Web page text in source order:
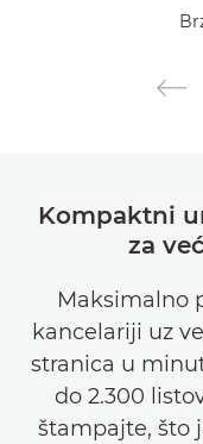
Kompaktni
za
Maksimalno
kancelariji uz
stranica u
do 2.300
štampajte, što